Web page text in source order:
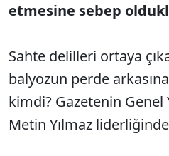
etmesine sebep
Sahte delilleri ortaya
balyozun perde
kimdi? Gazetenin Genel
Metin Yılmaz